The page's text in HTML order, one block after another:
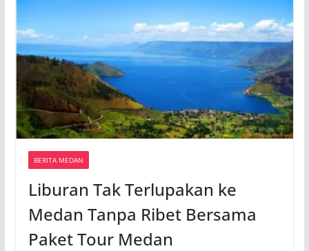
BERITA MEDAN
Liburan Tak Terlupakan ke
Medan Tanpa Ribet Bersama
Paket Tour Medan